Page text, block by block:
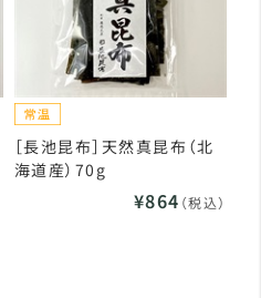
［長池昆布］天然真昆布（北
海道産）70g
¥864 （税込）